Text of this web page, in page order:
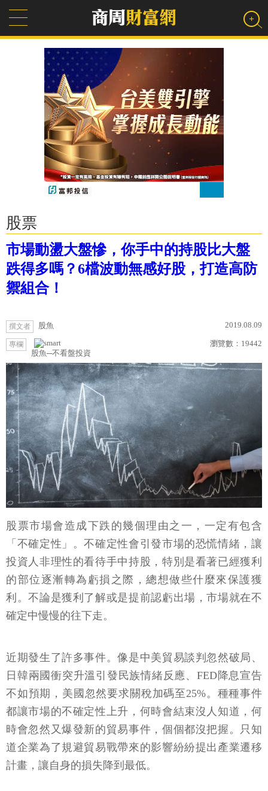
股票
市場動盪大盤慘，你手中的持股比大盤
跌得多嗎？6檔波動無感好股，打造高防
禦組合！
撰文者 股魚 2019.08.09
專欄
股魚─不看盤投資
瀏覽數： 19442
股票市場會造成下跌的幾個理由之一，一定有包含
「不確定性」。不確定性會引發市場的恐慌情緒，讓
投資人非理性的看待手中持股，特別是看著已經獲利
的部位逐漸轉為虧損之際，總想做些什麼來保護獲
利。不論是獲利了解或是提前認虧出場，市場就在不
確定中慢慢的往下走。
近期發生了許多事件。像是中美貿易談判忽然破局、
日韓兩國衝突升溫引發民族情緒反應、FED降息宣告
不如預期，美國忽然要求關稅加碼至25%。種種事件
都讓市場的不確定性上升，何時會結束沒人知道，何
時會忽然又爆發新的貿易事件，個個都沒把握。只知
道企業為了規避貿易戰帶來的影響紛紛提出產業遷移
計畫，讓自身的損失降到最低。